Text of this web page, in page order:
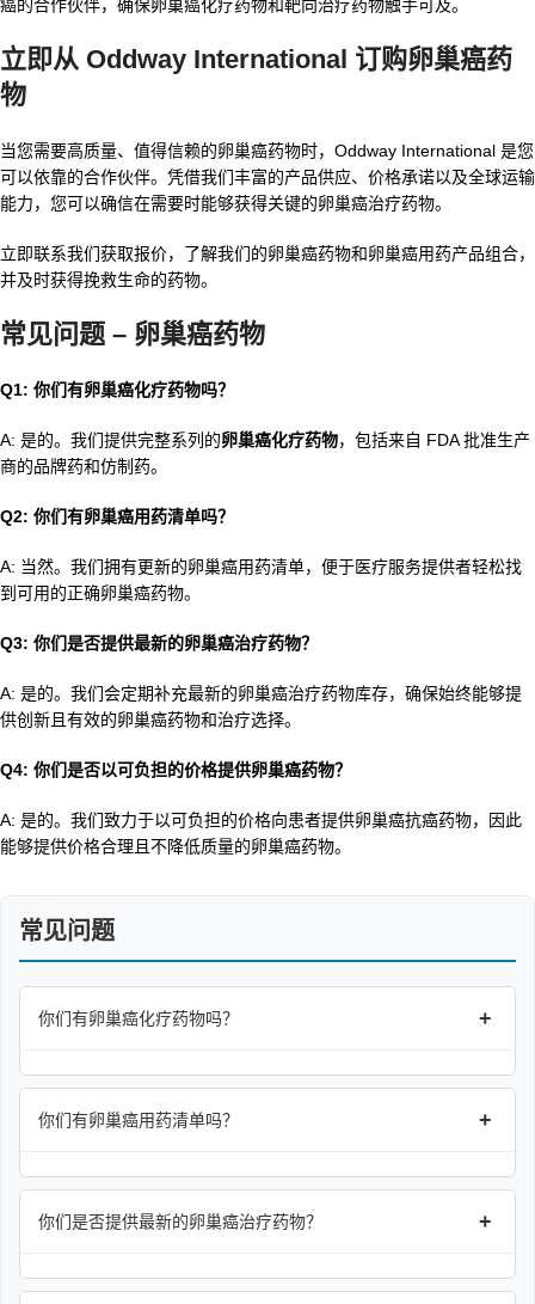
癌的合作伙伴，确保卵巢癌化疗药物和靶向治疗药物触手可及。
立即从 Oddway International 订购卵巢癌药
物
当您需要高质量、值得信赖的卵巢癌药物时，Oddway International 是您
可以依靠的合作伙伴。凭借我们丰富的产品供应、价格承诺以及全球运输
能力，您可以确信在需要时能够获得关键的卵巢癌治疗药物。
立即联系我们获取报价，了解我们的卵巢癌药物和卵巢癌用药产品组合，
并及时获得挽救生命的药物。
常见问题 – 卵巢癌药物
Q1: 你们有卵巢癌化疗药物吗？
A: 是的。我们提供完整系列的卵巢癌化疗药物，包括来自 FDA 批准生产
商的品牌药和仿制药。
Q2: 你们有卵巢癌用药清单吗？
A: 当然。我们拥有更新的卵巢癌用药清单，便于医疗服务提供者轻松找
到可用的正确卵巢癌药物。
Q3: 你们是否提供最新的卵巢癌治疗药物？
A: 是的。我们会定期补充最新的卵巢癌治疗药物库存，确保始终能够提
供创新且有效的卵巢癌药物和治疗选择。
Q4: 你们是否以可负担的价格提供卵巢癌药物？
A: 是的。我们致力于以可负担的价格向患者提供卵巢癌抗癌药物，因此
能够提供价格合理且不降低质量的卵巢癌药物。
常见问题
你们有卵巢癌化疗药物吗？ +
你们有卵巢癌用药清单吗？ +
你们是否提供最新的卵巢癌治疗药物？ +